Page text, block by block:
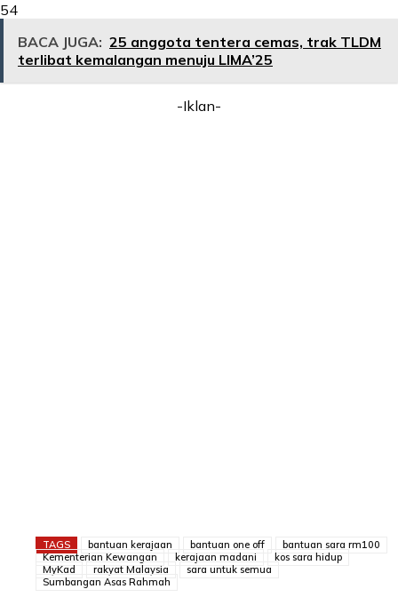
54
BACA JUGA: 25 anggota tentera cemas, trak TLDM
terlibat kemalangan menuju LIMA’25
-Iklan-
TAGS bantuan kerajaan bantuan one off
bantuan sara rm100
Kementerian Kewangan
kerajaan madani
kos sara hidup
MyKad
rakyat Malaysia
sara untuk semua
Sumbangan Asas Rahmah